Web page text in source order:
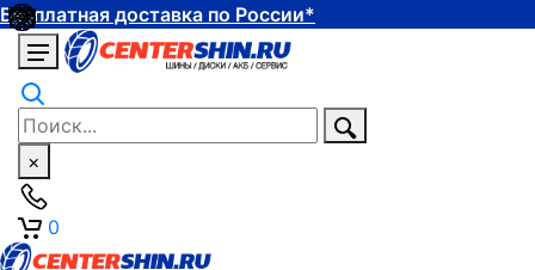
Бесплатная доставка по России*
×
0